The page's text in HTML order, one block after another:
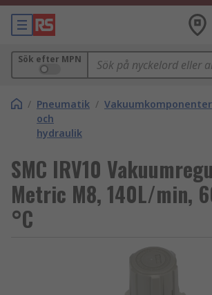
Sök efter MPN
/ Pneumatik
och
hydraulik
/ Vakuumkomponenter
SMC IRV10
Metric M8, 140L/min,
°C